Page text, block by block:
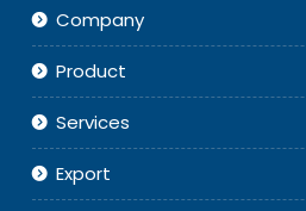
Company
Product
Services
Export